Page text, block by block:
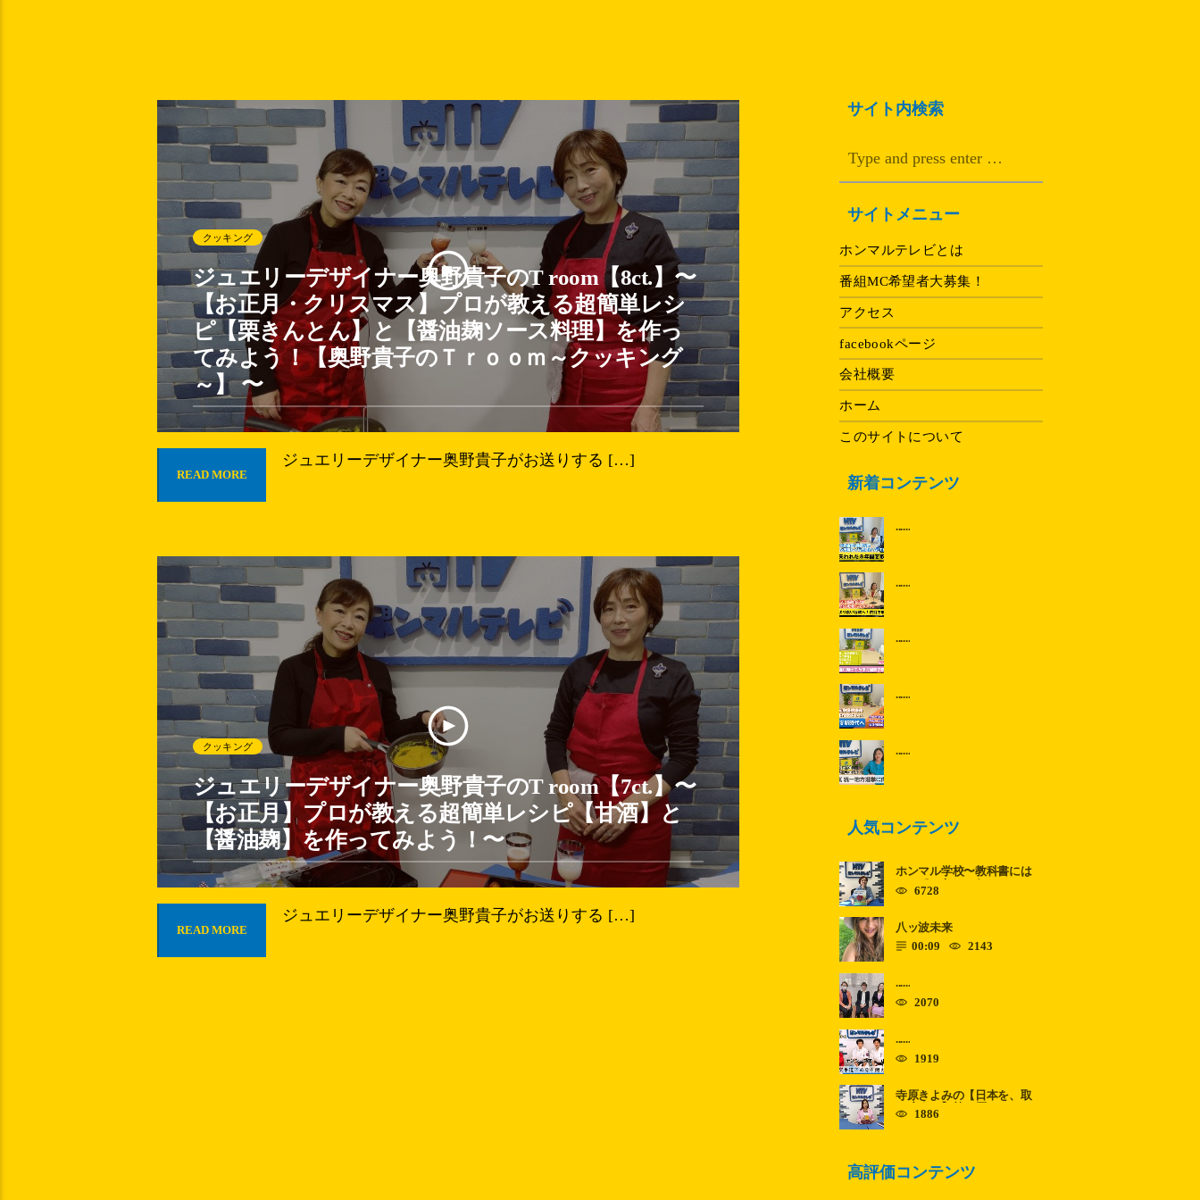
クッキング
ジュエリーデザイナー奥野貴子のT room【8ct.】〜
【お正月・クリスマス】プロが教える超簡単レシ
ピ【栗きんとん】と【醤油麹ソース料理】を作っ
てみよう！【奥野貴子のＴｒｏｏｍ～クッキング
～】 〜
READ MORE
ジュエリーデザイナー奥野貴子がお送りする […]
クッキング
ジュエリーデザイナー奥野貴子のT room【7ct.】〜
【お正月】プロが教える超簡単レシピ【甘酒】と
【醤油麹】を作ってみよう！〜
READ MORE
ジュエリーデザイナー奥野貴子がお送りする […]
サイト内検索
サイトメニュー
ホンマルテレビとは
番組MC希望者大募集！
アクセス
facebookページ
会社概要
ホーム
このサイトについて
新着コンテンツ
......
......
......
......
......
人気コンテンツ
ホンマル学校〜教科書には
のっていないこと〜 ......
6728
八ッ波未来
00:09
2143
......
2070
......
1919
寺原きよみの【日本を、取
り戻す！】第11回
1886
高評価コンテンツ